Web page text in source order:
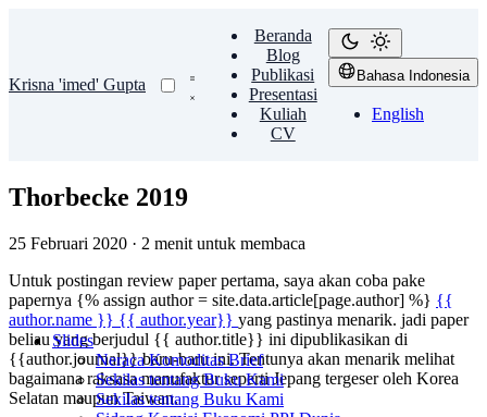
Krisna 'imed' Gupta
Beranda
Blog
Publikasi
Presentasi
Kuliah
CV
Bahasa Indonesia
English
Slides
Neraca Komoditas Brief
Sekilas tentang Buku Kami
Sekilas tentang Buku Kami
Thorbecke 2019
25 Februari 2020 · 2 menit untuk membaca
Untuk postingan review paper pertama, saya akan coba pake
papernya {% assign author = site.data.article[page.author] %} {{
author.name }} {{ author.year}} yang pastinya menarik. jadi paper
beliau yang berjudul {{ author.title}} ini dipublikasikan di
{{author.journal}} baru-baru ini. Tentunya akan menarik melihat
bagaimana raksasa manufaktur seperti Jepang tergeser oleh Korea
Selatan maupun Taiwan.